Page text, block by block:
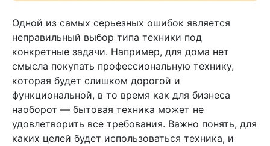
Одной из самых серьезных ошибок является
неправильный выбор типа техники под
конкретные задачи. Например, для дома нет
смысла покупать профессиональную технику,
которая будет слишком дорогой и
функциональной, в то время как для бизнеса
наоборот — бытовая техника может не
удовлетворить все требования. Важно понять, для
каких целей будет использоваться техника, и